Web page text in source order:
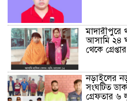
মাদারীপুরে
আসামি ২৪
থেকে গ্রেপ্তার
নড়াইলের
সংঘটিত
গ্রেফতার ৬